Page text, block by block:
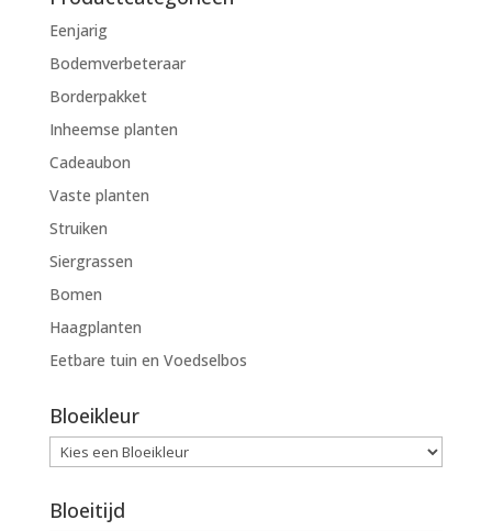
Eenjarig
Bodemverbeteraar
Borderpakket
Inheemse planten
Cadeaubon
Vaste planten
Struiken
Siergrassen
Bomen
Haagplanten
Eetbare tuin en Voedselbos
Bloeikleur
Bloeitijd